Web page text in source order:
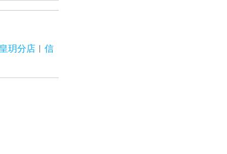
玥分店 ︱ 信